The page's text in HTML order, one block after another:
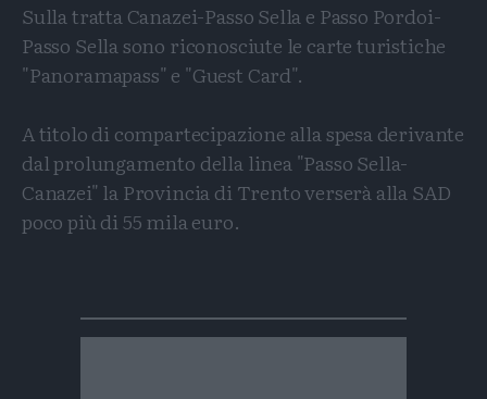
Sulla tratta Canazei-Passo Sella e Passo Pordoi-
Passo Sella sono riconosciute le carte turistiche
"Panoramapass" e "Guest Card".
A titolo di compartecipazione alla spesa derivante
dal prolungamento della linea "Passo Sella-
Canazei" la Provincia di Trento verserà alla SAD
poco più di 55 mila euro.